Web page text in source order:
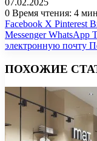
0 Время чтения: 4
Facebook X Pinterest
Messenger WhatsApp
электронную почту
ПОХОЖИЕ